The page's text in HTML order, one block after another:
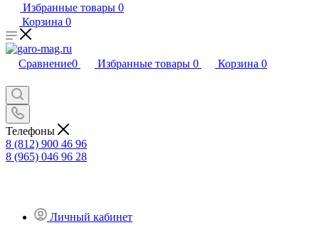
Избранные товары 0
Корзина 0
Сравнение0 Избранные товары 0 Корзина 0
Телефоны
8 (812) 900 46 96
8 (965) 046 96 28
Личный кабинет